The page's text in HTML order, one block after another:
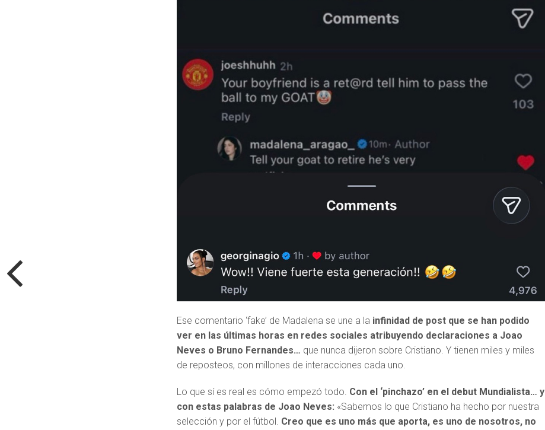
Ese comentario ‘fake’ de Madalena se une a la infinidad de post que se han podido
ver en las últimas horas en redes sociales atribuyendo declaraciones a Joao
Neves o Bruno Fernandes… que nunca dijeron sobre Cristiano. Y tienen miles y miles
de reposteos, con millones de interacciones cada uno.
Lo que sí es real es cómo empezó todo. Con el ‘pinchazo’ en el debut Mundialista… y
con estas palabras de Joao Neves: «Sabemos lo que Cristiano ha hecho por nuestra
selección y por el fútbol. Creo que es uno más que aporta, es uno de nosotros, no